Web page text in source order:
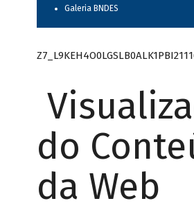
Galeria BNDES
do
da Web